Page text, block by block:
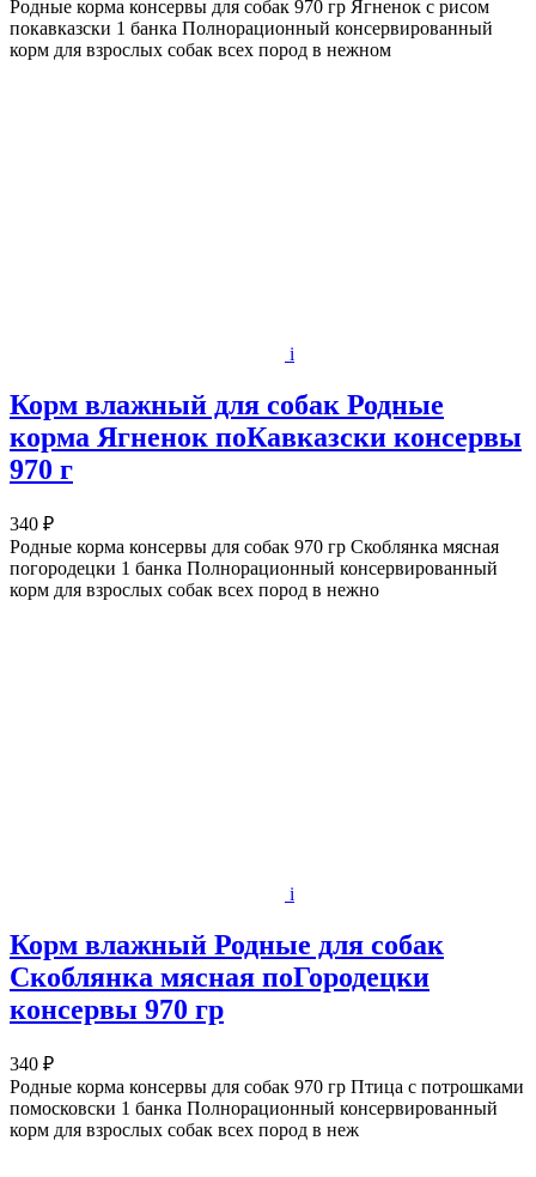
Родные корма консервы для собак 970 гр Ягненок с рисом
покавказски 1 банка Полнорационный консервированный
корм для взрослых собак всех пород в нежном
i
Корм влажный для собак Родные
корма Ягненок поКавказски консервы
970 г
340 ₽
Родные корма консервы для собак 970 гр Скоблянка мясная
погородецки 1 банка Полнорационный консервированный
корм для взрослых собак всех пород в нежно
i
Корм влажный Родные для собак
Скоблянка мясная поГородецки
консервы 970 гр
340 ₽
Родные корма консервы для собак 970 гр Птица с потрошками
помосковски 1 банка Полнорационный консервированный
корм для взрослых собак всех пород в неж